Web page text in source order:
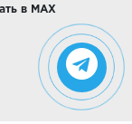
в MAX